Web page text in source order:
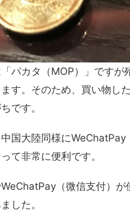
パカタ（MOP）」です
す。そのため、買い物し
です。
国大陸同様に
て非常に便利です。
（微信支付）
した。